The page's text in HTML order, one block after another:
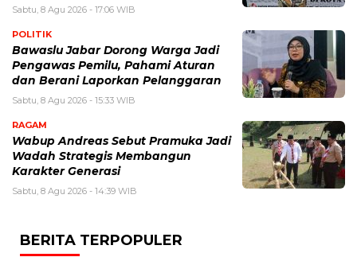
Sabtu, 8 Agu 2026 - 17:06 WIB
POLITIK
Bawaslu Jabar Dorong Warga Jadi
Pengawas Pemilu, Pahami Aturan
dan Berani Laporkan Pelanggaran
Sabtu, 8 Agu 2026 - 15:33 WIB
RAGAM
Wabup Andreas Sebut Pramuka Jadi
Wadah Strategis Membangun
Karakter Generasi ‎
Sabtu, 8 Agu 2026 - 14:39 WIB
BERITA TERPOPULER